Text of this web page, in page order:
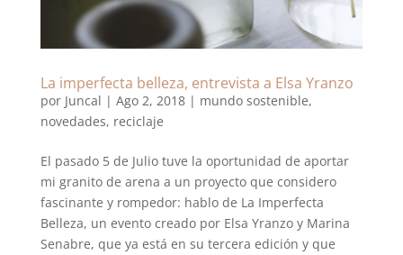
La imperfecta belleza, entrevista a Elsa Yranzo
por Juncal | Ago 2, 2018| mundo sostenible,
novedades, reciclaje
El pasado 5 de Julio tuve la oportunidad de aportar
mi granito de arena a un proyecto que considero
fascinante y rompedor: hablo de La Imperfecta
Belleza, un evento creado por Elsa Yranzo y Marina
Senabre, que ya está en su tercera edición y que